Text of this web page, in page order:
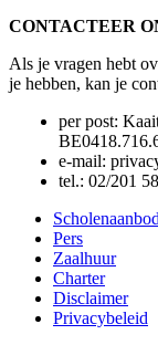
CONTACTEER
Als je vragen hebt
je hebben, kan je
per post:
e-mail:
tel.: 02/201
Footer
Pers
Zaalhuur
Charter
Disclaimer
Privacybeleid